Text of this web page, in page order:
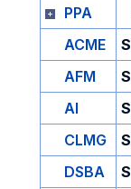
PPA
ACME
S
AFM
S
AI
S
CLMG
S
DSBA
S